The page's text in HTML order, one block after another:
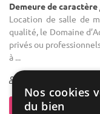
Demeure de
Location de salle de
qualité, le Domaine
privés ou
à ...
Contacter
Nos cookies
du bien